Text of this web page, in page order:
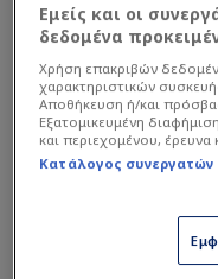
Διαβάστε
Στην
Νέα
για
Εμείς και οι
δεδομένα
Χρήση επακριβών
χαρακτηριστικών
Αποθήκευση ή/και
Εξατομικευμένη
και περιεχομένου,
Κατάλογος